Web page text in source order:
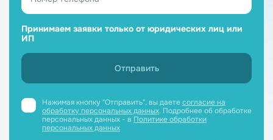
Принимаем заявки только от юридических лиц или
ИП
Нажимая кнопку "Отправить", вы даетесогласие на
обработку персональных данных. Подробнее об обработке
персональных данных - в Политике обработки
персональных данных